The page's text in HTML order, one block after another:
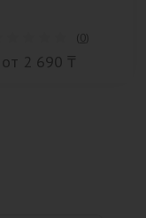
(0)
от 2 690 ₸